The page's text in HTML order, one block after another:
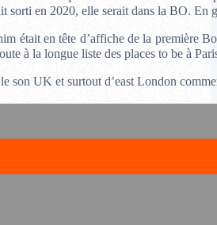
sorti en 2020, elle serait dans la BO. En
était en tête d’affiche de la première
à la longue liste des places to be à
son UK et surtout d’east London